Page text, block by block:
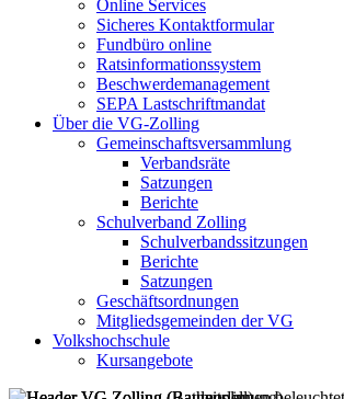
Online Services
Sicheres Kontaktformular
Fundbüro online
Ratsinformationssystem
Beschwerdemanagement
SEPA Lastschriftmandat
Über die VG-Zolling
Gemeinschaftsversammlung
Verbandsräte
Satzungen
Berichte
Schulverband Zolling
Schulverbandssitzungen
Berichte
Satzungen
Geschäftsordnungen
Mitgliedsgemeinden der VG
Volkshochschule
Kursangebote